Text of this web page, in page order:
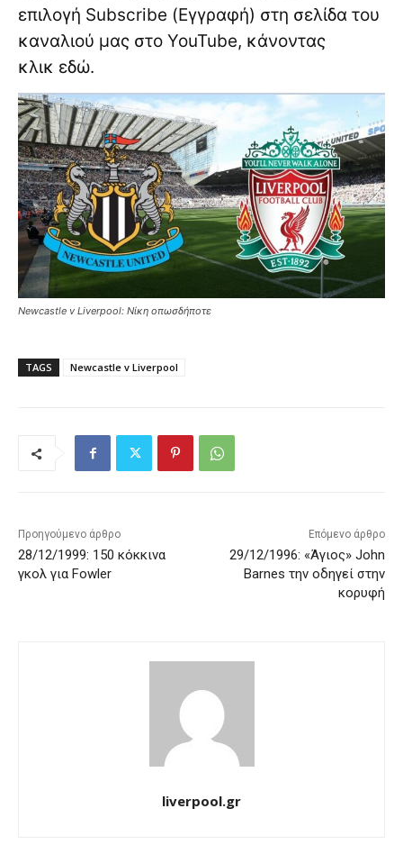
επιλογή Subscribe (Εγγραφή) στη σελίδα του
καναλιού μας στο YouTube, κάνοντας
κλικ εδώ.
Newcastle v Liverpool: Νίκη οπωσδήποτε
TAGS Newcastle v Liverpool
Προηγούμενο άρθρο
28/12/1999: 150 κόκκινα
γκολ για Fowler
Επόμενο άρθρο
29/12/1996: «Άγιος» John
Barnes την οδηγεί στην
κορυφή
liverpool.gr